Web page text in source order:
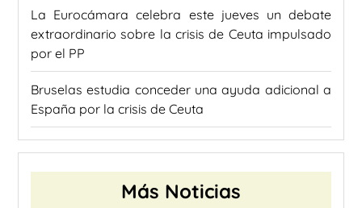
La Eurocámara celebra este jueves un debate
extraordinario sobre la crisis de Ceuta impulsado
por el PP
Bruselas estudia conceder una ayuda adicional a
España por la crisis de Ceuta
Más Noticias